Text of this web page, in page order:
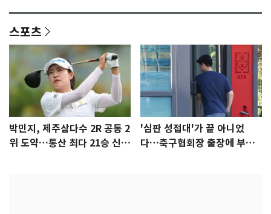
스포츠
박민지, 제주삼다수 2R 공동 2
위 도약…통산 최다 21승 신기
'심판 성접대'가 끝 아니었
다…축구협회장 출장에 부인